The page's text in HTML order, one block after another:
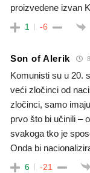
proizvedene izvan
1 -6
Son of Alerik
Komunisti su u 20.
veći zločinci od
zločinci, samo
prvo što bi učinili –
svakoga tko je
Onda bi
6 -21